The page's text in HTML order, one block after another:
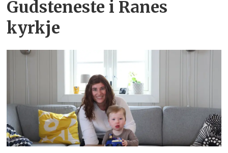
Gudsteneste i Ranes
kyrkje